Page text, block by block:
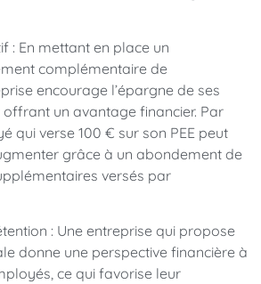
: En mettant en place un
complémentaire de
encourage l’épargne de ses
un avantage financier. Par
qui verse 100 € sur son PEE peut
grâce à un abondement de
versés par
: Une entreprise qui propose
donne une perspective financière à
ce qui favorise leur